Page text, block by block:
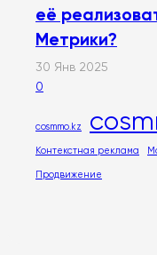
её
Метрики?
30 Янв 2025
0
cosmmo.kz
Контекстная реклама
Продвижение